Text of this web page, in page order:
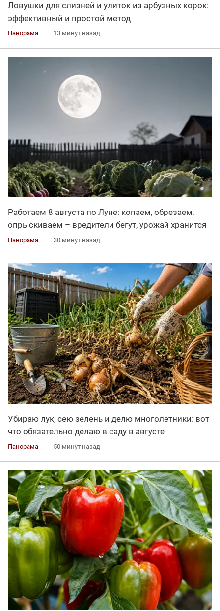
Ловушки для слизней и улиток из арбузных корок:
эффективный и простой метод
Панорама 13 минут назад
Работаем 8 августа по Луне: копаем, обрезаем,
опрыскиваем – вредители бегут, урожай хранится
Панорама 30 минут назад
Убираю лук, сею зелень и делю многолетники: вот
что обязательно делаю в саду в августе
Панорама 50 минут назад